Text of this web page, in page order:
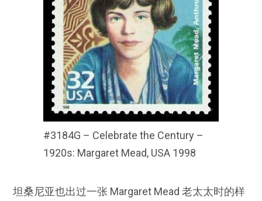
#3184G – Celebrate the Century –
1920s: Margaret Mead, USA 1998
坦桑尼亚也出过一张 Margaret Mead 老太太时的样